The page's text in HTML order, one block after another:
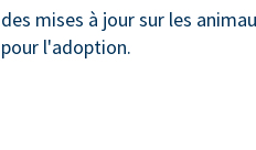
des mises à jour sur les
pour l'adoption.